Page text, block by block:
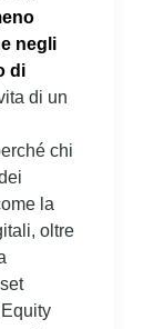
negli
di
di un
chi
la
oltre